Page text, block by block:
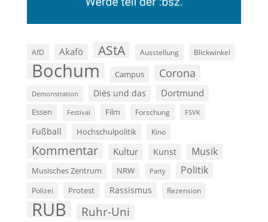
AfD Akafö AStA Ausstellung Blickwinkel
Bochum Campus Corona
Demonstration Diës und das Dortmund
Essen Festival Film Forschung FSVK
Fußball Hochschulpolitik Kino
Kommentar Kultur Kunst Musik
Musisches Zentrum NRW Party Politik
Polizei Protest Rassismus Rezension
RUB Ruhr-Uni